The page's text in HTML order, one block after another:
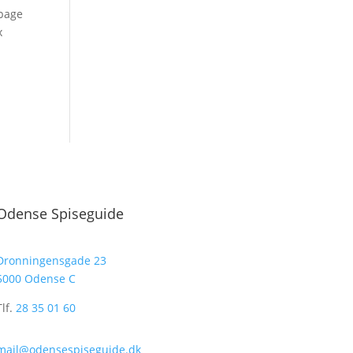
Spiseguide
23
Odense C
28 35 01 60